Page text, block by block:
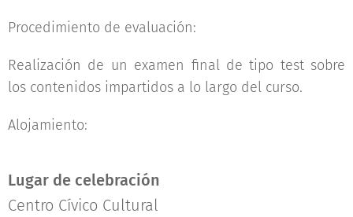
Procedimiento de evaluación:
Realización de un examen final de tipo test sobre
los contenidos impartidos a lo largo del curso.
Alojamiento:
Lugar de celebración
Centro Cívico Cultural